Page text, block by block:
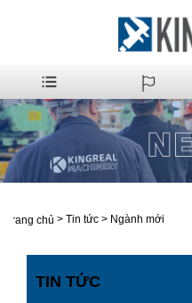
Trang chủ > Tin tức > Ngành mới
TIN TỨC